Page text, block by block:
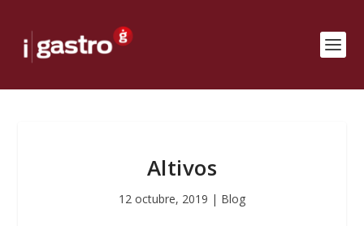
Altivos
12 octubre, 2019 | Blog